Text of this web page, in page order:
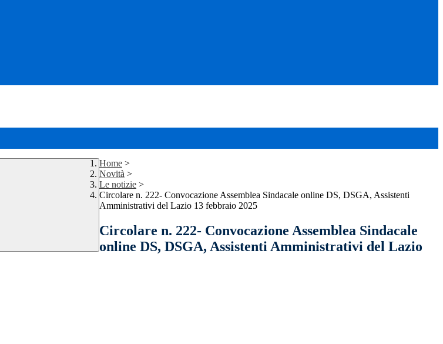
Home >
Novità >
Le notizie >
Circolare n. 222- Convocazione Assemblea Sindacale online DS, DSGA, Assistenti
Amministrativi del Lazio 13 febbraio 2025
Circolare n. 222- Convocazione Assemblea Sindacale
online DS, DSGA, Assistenti Amministrativi del Lazio